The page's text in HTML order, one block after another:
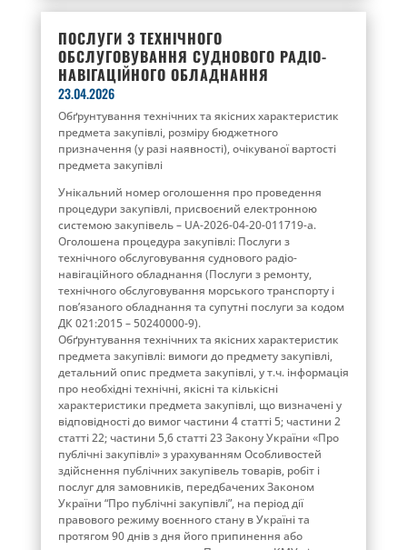
ПОСЛУГИ З ТЕХНІЧНОГО
ОБСЛУГОВУВАННЯ СУДНОВОГО РАДІО-
НАВІГАЦІЙНОГО ОБЛАДНАННЯ
23.04.2026
Обґрунтування технічних та якісних характеристик
предмета закупівлі, розміру бюджетного
призначення (у разі наявності), очікуваної вартості
предмета закупівлі
Унікальний номер оголошення про проведення
процедури закупівлі, присвоєний електронною
системою закупівель – UA-2026-04-20-011719-a.
Оголошена процедура закупівлі: Послуги з
технічного обслуговування суднового радіо-
навігаційного обладнання (Послуги з ремонту,
технічного обслуговування морського транспорту і
пов’язаного обладнання та супутні послуги за кодом
ДК 021:2015 – 50240000-9).
Обґрунтування технічних та якісних характеристик
предмета закупівлі: вимоги до предмету закупівлі,
детальний опис предмета закупівлі, у т.ч. інформація
про необхідні технічні, якісні та кількісні
характеристики предмета закупівлі, що визначені у
відповідності до вимог частини 4 статті 5; частини 2
статті 22; частини 5,6 статті 23 Закону України «Про
публічні закупівлі» з урахуванням Особливостей
здійснення публічних закупівель товарів, робіт і
послуг для замовників, передбачених Законом
України “Про публічні закупівлі”, на період дії
правового режиму воєнного стану в Україні та
протягом 90 днів з дня його припинення або